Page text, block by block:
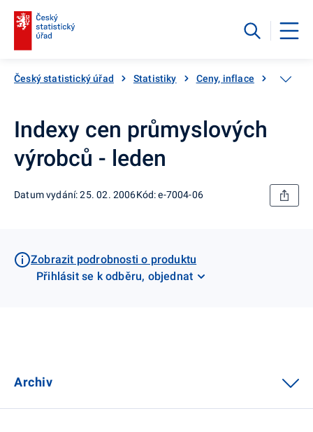
Český statistický úřad Statistiky Ceny, inflace Ceny
Indexy cen průmyslových
výrobců - leden
Datum vydání: 25. 02. 2006Kód: e-7004-06
Zobrazit podrobnosti o produktu
Přihlásit se k odběru, objednat
Archiv